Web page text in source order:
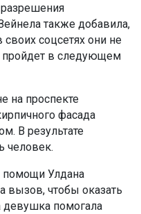
также добавила,
соцсетях они не
пройдет в следующем
на проспекте
фасада
В результате
человек.
Улдана
вызов, чтобы оказать
помогала